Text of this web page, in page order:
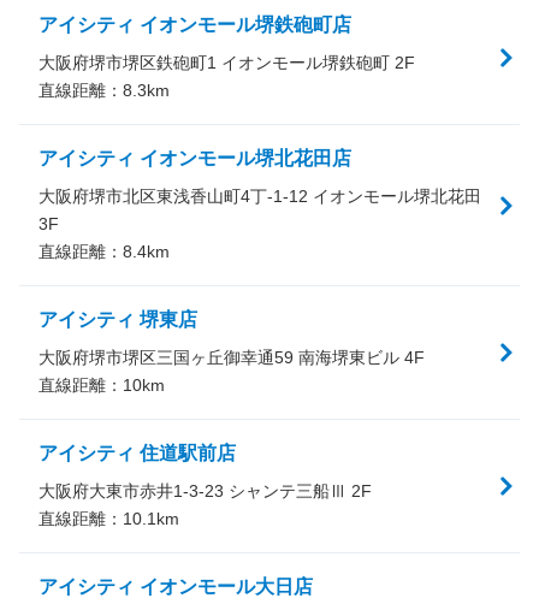
アイシティ イオンモール堺鉄砲町店
大阪府堺市堺区鉄砲町1 イオンモール堺鉄砲町 2F
直線距離： 8.3km
アイシティ イオンモール堺北花田店
大阪府堺市北区東浅香山町4丁-1-12 イオンモール堺北花田
3F
直線距離： 8.4km
アイシティ 堺東店
大阪府堺市堺区三国ヶ丘御幸通59 南海堺東ビル 4F
直線距離： 10km
アイシティ 住道駅前店
大阪府大東市赤井1-3-23 シャンテ三船Ⅲ 2F
直線距離： 10.1 km
アイシティ イオンモール大日店